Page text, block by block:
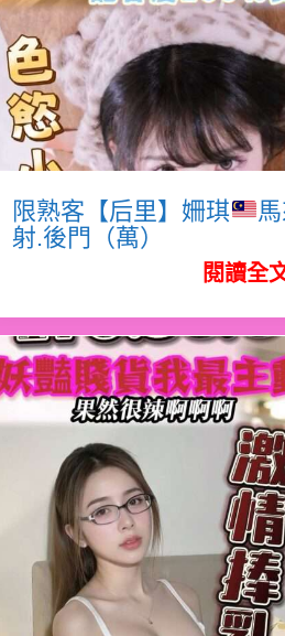
限熟客【后里】姍琪
射.後門（萬）
閱讀全